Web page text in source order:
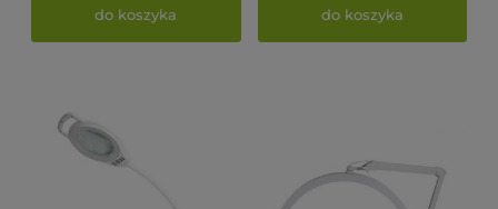
do koszyka do koszyka